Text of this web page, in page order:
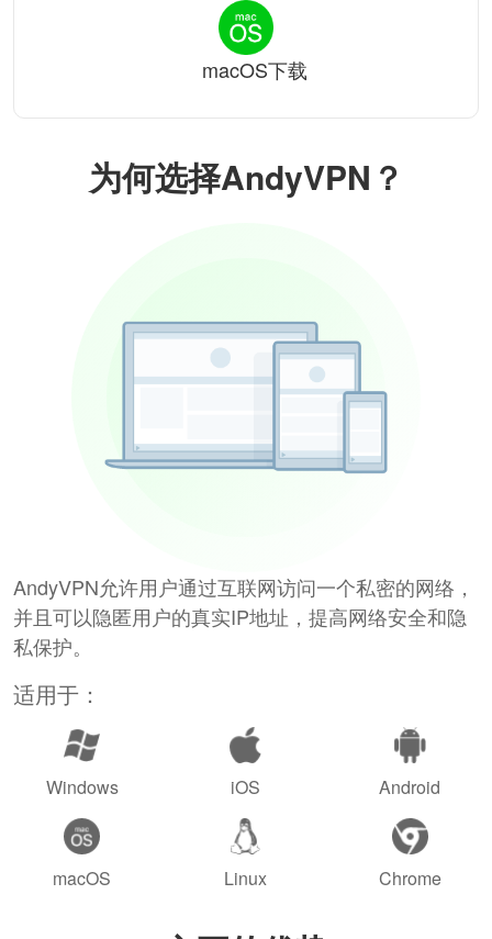
为何选择AndyVPN？
AndyVPN允许用户通过互联网访问一个私密的网络，
并且可以隐匿用户的真实IP地址，提高网络安全和隐
私保护。
适用于：
Windows iOS Android
macOS Linux Chrome
macOS下载